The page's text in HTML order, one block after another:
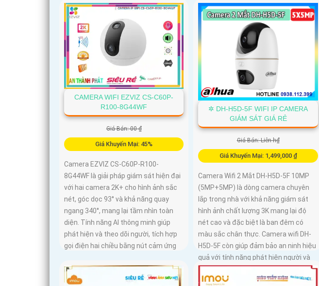
CAMERA WIFI EZVIZ CS-C60P-
R100-8G44WF
Giá Bán: 00 ₫
Giá Khuyến Mại: 45%
Camera EZVIZ CS-C60P-R100-
8G44WF là giải pháp giám sát hiện đại
với hai camera 2K+ cho hình ảnh sắc
nét, góc dọc 93° và khả năng quay
ngang 340°, mang lại tầm nhìn toàn
diện. Tính năng AI thông minh giúp
phát hiện và theo dõi người, tích hợp
gọi điện hai chiều bằng nút cảm ứng
✲ DH-H5D-5F WIFI IP CAMERA
GIÁM SÁT GIÁ RẺ
Giá Bán: Liên h₫
Giá Khuyến Mại: 1,499,000 ₫
Camera Wifi 2 Mắt DH-H5D-5F 10MP
(5MP+5MP) là dòng camera chuyên
lắp trong nhà với khả năng giám sát
hình ảnh chất lượng 3K mang lại độ
nét cao và đặc biệt là ban đêm có
màu sắc chân thực. Camera wifi DH-
H5D-5F còn giúp đảm bảo an ninh hiệu
quả với tính năng phát hiện người và
thú cưng với độ chính xác cao